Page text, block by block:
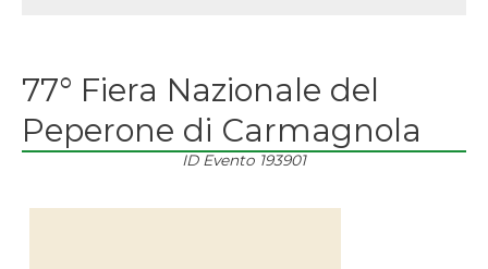
77° Fiera Nazionale del
Peperone di Carmagnola
ID Evento 193901